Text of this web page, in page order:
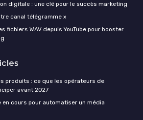
digitale : une clé pour le succès marketing
canal télégramme x
fichiers WAV depuis YouTube pour booster
produits : ce que les opérateurs de
avant 2027
cours pour automatiser un média